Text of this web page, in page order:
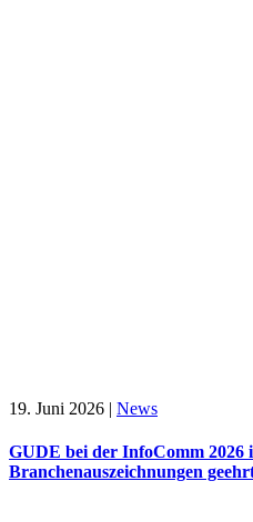
19. Juni 2026 | News
GUDE bei der InfoComm 2026
Branchenauszeichnungen